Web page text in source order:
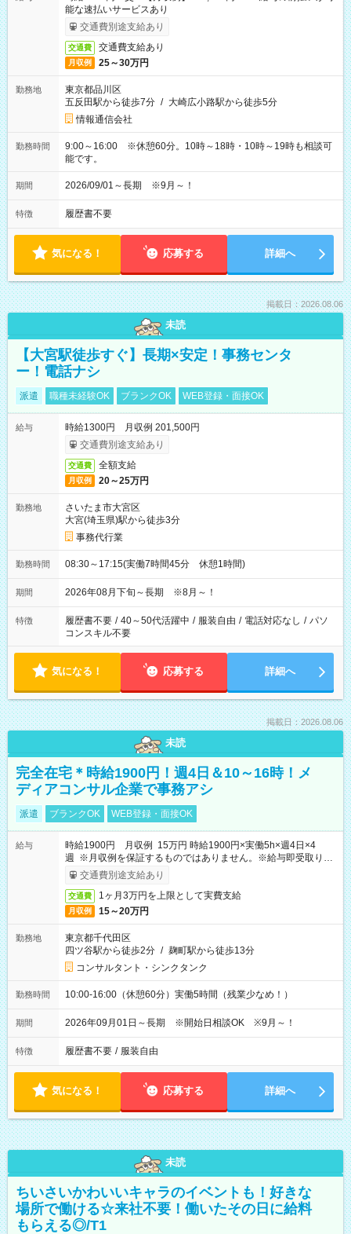
能な速払いサービスあり
交通費別途支給あり
交通費 交通費支給あり
月収例 25～30万円
勤務地
東京都品川区
五反田駅から徒歩7分 / 大崎広小路駅から徒歩5分
情報通信会社
勤務時間
9:00～16:00 ※休憩60分。10時～18時・10時～19時も相談可
能です。
期間 2026/09/01～長期 ※9月～！
特徴 履歴書不要
気になる！ 応募する 詳細へ
掲載日：2026.08.06
未読
【大宮駅徒歩すぐ】長期×安定！事務センタ
ー！電話ナシ
派遣 職種未経験OK ブランクOK WEB登録・面接OK
給与
時給1300円 月収例 201,500円
交通費別途支給あり
交通費 全額支給
月収例 20～25万円
勤務地
さいたま市大宮区
大宮(埼玉県)駅から徒歩3分
事務代行業
勤務時間 08:30～17:15(実働7時間45分 休憩1時間)
期間 2026年08月下旬～長期 ※8月～！
特徴 履歴書不要 / 40～50代活躍中 / 服装自由 / 電話対応なし / パソ
コンスキル不要
気になる！ 応募する 詳細へ
掲載日：2026.08.06
未読
完全在宅＊時給1900円！週4日＆10～16時！メ
ディアコンサル企業で事務アシ
派遣 ブランクOK WEB登録・面接OK
給与
時給1900円 月収例 15万円 時給1900円×実働5h×週4日×4
週 ※月収例を保証するものではありません。※給与即受取りサ
ービス利用可（利用条件有）
交通費別途支給あり
交通費 1ヶ月3万円を上限として実費支給
月収例 15～20万円
勤務地
東京都千代田区
四ツ谷駅から徒歩2分 / 麹町駅から徒歩13分
コンサルタント・シンクタンク
勤務時間 10:00-16:00（休憩60分）実働5時間（残業少なめ！）
期間 2026年09月01日～長期 ※開始日相談OK ※9月～！
特徴 履歴書不要 / 服装自由
気になる！ 応募する 詳細へ
未読
ちいさいかわいいキャラのイベントも！好きな
場所で働ける☆来社不要！働いたその日に給料
もらえる◎/T1